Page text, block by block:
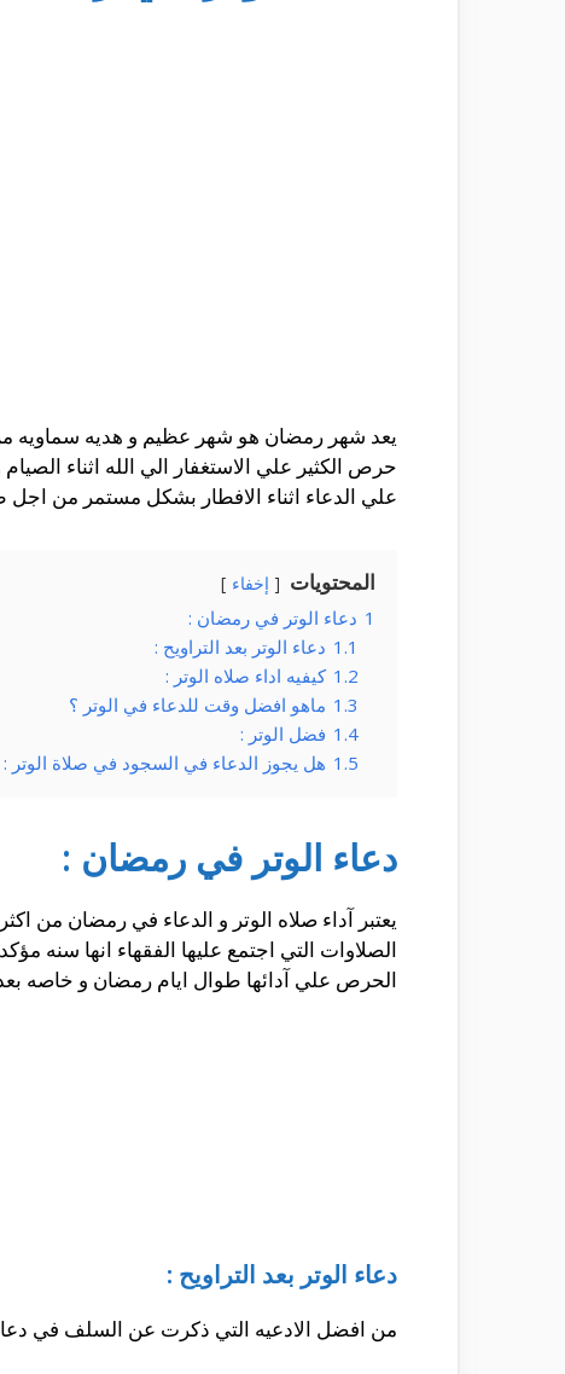
يعد شهر رمضان هو شهر عظيم و هديه سماويه من
حرص الكثير علي الاستغفار الي الله اثناء
علي الدعاء اثناء الافطار بشكل مستمر من
المحتويات إخفاء
1 دعاء الوتر في رمضان :
1.1 دعاء الوتر بعد التراويح :
1.2 كيفيه اداء صلاه الوتر :
1.3 ماهو افضل وقت للدعاء في الوتر ؟
1.4 فضل الوتر :
1.5 هل يجوز الدعاء في السجود في صلاة الوتر :
دعاء الوتر في رمضان :
يعتبر آداء صلاه الوتر و الدعاء في رمضان من
الصلاوات التي اجتمع عليها الفقهاء انها سنه
الحرص علي آدائها طوال ايام رمضان و خاصه
دعاء الوتر بعد التراويح :
من افضل الادعيه التي ذكرت عن السلف في دعاء